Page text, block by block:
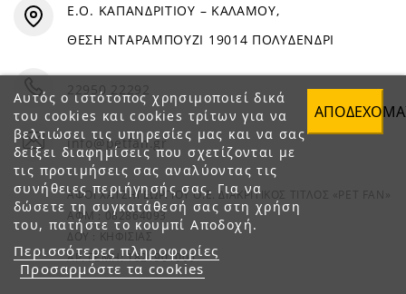
Αυτός ο ιστότοπος χρησιμοποιεί δικά
του cookies και cookies τρίτων για να
βελτιώσει τις υπηρεσίες μας και να σας
δείξει διαφημίσεις που σχετίζονται με
τις προτιμήσεις σας αναλύοντας τις
συνήθειες περιήγησής σας. Για να
δώσετε τη συγκατάθεσή σας στη χρήση
του, πατήστε το κουμπί Αποδοχή.
Περισσότερες πληροφορίες
Προσαρμόστε τα cookies
Ε.Ο. ΚΑΠΑΝΔΡΙΤΙΟΥ – ΚΑΛΑΜΟΥ,
ΘΕΣΗ ΝΤΑΡΑΜΠΟΥΖΙ 19014 ΠΟΛΥΔΕΝΔΡΙ
22950 22292
info@petfan.gr
ΑΦΟΙ ΧΑΤΖΗΓΕΩΡΓΙΟΥ Ο.Ε. ΔΙΑΚΡΙΤΙΚΟΣ ΤΙΤΛΟΣ «PET FAN»
ΑΦΜ : 082864093
ΔΟΥ : ΚΗΦΙΣΙΑΣ
ΑΡ. ΓΕΜΗ: 1821901000